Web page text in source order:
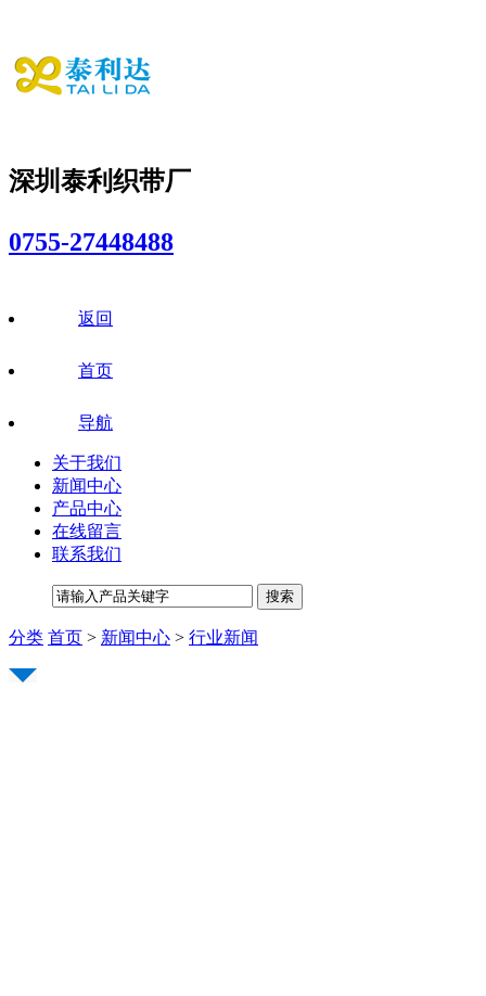
深圳泰利织带厂
0755-27448488
返回
首页
导航
关于我们
新闻中心
产品中心
在线留言
联系我们
分类 首页 > 新闻中心 > 行业新闻